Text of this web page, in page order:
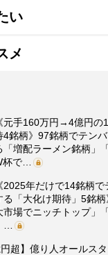
い
メ
手160万円→4億円の
4銘柄》97銘柄でテン
「増配ラーメン銘柄」
で…
年だけで14銘柄で
る「大化け期待」5銘
市場でニッチトップ」
…
円超】億り人オールス